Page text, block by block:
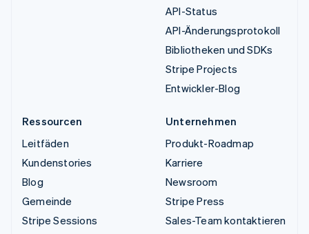
API-Status
API-Änderungsprotokoll
Bibliotheken und SDKs
Stripe Projects
Entwickler-Blog
Ressourcen
Leitfäden
Kundenstories
Blog
Gemeinde
Stripe Sessions
Unternehmen
Produkt-Roadmap
Karriere
Newsroom
Stripe Press
Sales-Team kontaktieren